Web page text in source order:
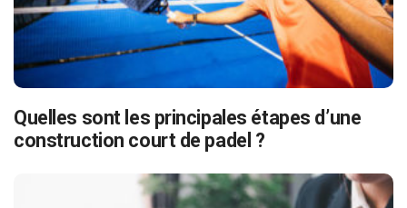
Quelles sont les principales étapes d’une
construction court de padel ?